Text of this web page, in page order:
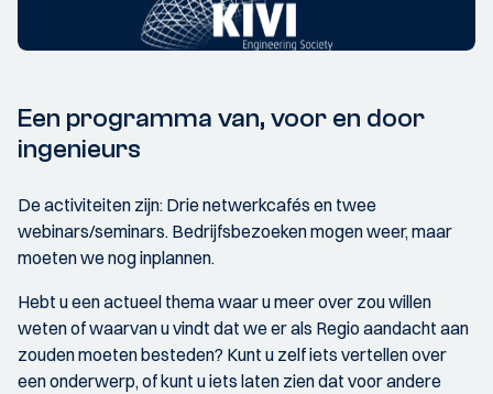
Een programma van, voor en door
ingenieurs
De activiteiten zijn: Drie netwerkcafés en twee
webinars/seminars. Bedrijfsbezoeken mogen weer, maar
moeten we nog inplannen.
Hebt u een actueel thema waar u meer over zou willen
weten of waarvan u vindt dat we er als Regio aandacht aan
zouden moeten besteden? Kunt u zelf iets vertellen over
een onderwerp, of kunt u iets laten zien dat voor andere